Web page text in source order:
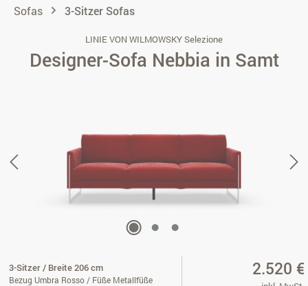
Sofas 3-Sitzer Sofas
LINIE VON WILMOWSKY Selezione
Designer-Sofa Nebbia in Samt
3-Sitzer / Breite 206 cm
Bezug Umbra Rosso / Füße Metallfüße
2.520 €